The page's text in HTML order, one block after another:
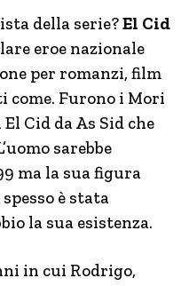
della serie?El Cid
eroe nazionale
per romanzi, film
come. Furono i Mori
Cid da As Sid che
sarebbe
ma la sua figura
è stata
la sua esistenza.
in cui Rodrigo,